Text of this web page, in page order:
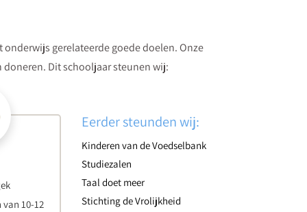
congressecretaresse
Sonja Wienk
op het secretariaat van Medilex
Samen met mijn collega's van het...
gerelateerde goede doelen. Onze
Dit schooljaar steunen wij:
10-12
Eerder steunden wij:
Kinderen van de Voedselbank
Studiezalen
Taal doet meer
Stichting de Vrolijkheid